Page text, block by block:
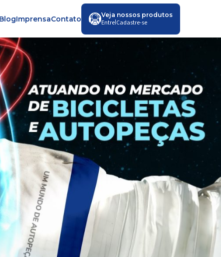
BlogImprensaContato Veja nossos produtos
Entre|Cadastre-se